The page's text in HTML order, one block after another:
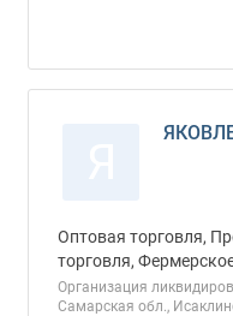
Оптовая торговля,
торговля,
Организация
Самарская обл.,